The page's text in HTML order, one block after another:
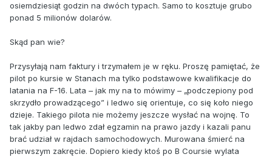
osiemdziesiąt godzin na dwóch typach. Samo to kosztuje grubo
ponad 5 milionów dolarów.
Skąd pan wie?
Przysyłają nam faktury i trzymałem je w ręku. Proszę pamiętać, że
pilot po kursie w Stanach ma tylko podstawowe kwalifikacje do
latania na F-16. Lata – jak my na to mówimy – „podczepiony pod
skrzydło prowadzącego” i ledwo się orientuje, co się koło niego
dzieje. Takiego pilota nie możemy jeszcze wysłać na wojnę. To
tak jakby pan ledwo zdał egzamin na prawo jazdy i kazali panu
brać udział w rajdach samochodowych. Murowana śmierć na
pierwszym zakręcie. Dopiero kiedy ktoś po B Coursie wylata